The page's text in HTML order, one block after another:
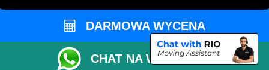
Współpracuj z Nami
Sprawdź CC / ULEZ
DARMOWA WYCENA
CHAT NA WHATSAPP